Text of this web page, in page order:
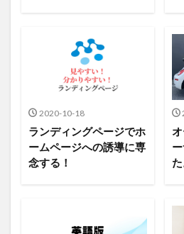
2020-10-18
ランディングページでホ
ームページへの誘導に専
念する！
た